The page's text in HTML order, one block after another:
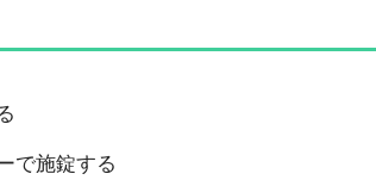
で施錠する